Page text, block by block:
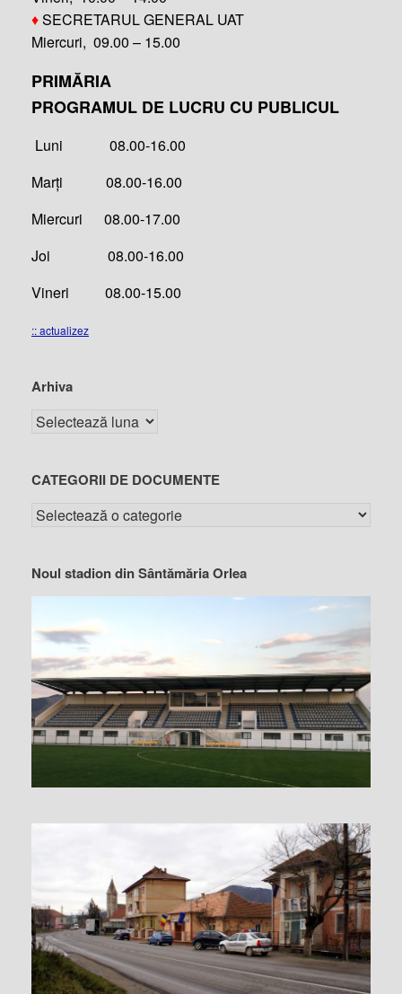
♦SECRETARUL GENERAL UAT
Miercuri, 09.00 – 15.00
PRIMĂRIA
PROGRAMUL DE LUCRU CU PUBLICUL
Luni 08.00-16.00
Marți 08.00-16.00
Miercuri 08.00-17.00
Joi 08.00-16.00
Vineri 08.00-15.00
:: actualizez
Arhiva
CATEGORII DE DOCUMENTE
Noul stadion din Sântămăria Orlea